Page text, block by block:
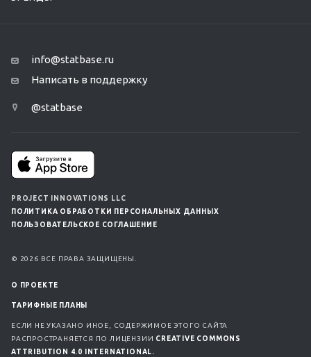
info@statbase.ru
Написать в поддержку
@statbase
PROJECT INNOVATIONS LLC
ПОЛИТИКА ОБРАБОТКИ ПЕРСОНАЛЬНЫХ ДАННЫХ
ПОЛЬЗОВАТЕЛЬСКОЕ СОГЛАШЕНИЕ
© 2026 ВСЕ ПРАВА ЗАЩИЩЕНЫ.
О ПРОЕКТЕ
ТАРИФНЫЕ ПЛАНЫ
ЕСЛИ НЕ УКАЗАНО ИНОЕ, СОДЕРЖИМОЕ ЭТОГО САЙТА
РАСПРОСТРАНЯЕТСЯ ПО ЛИЦЕНЗИИ CREATIVE COMMONS
ATTRIBUTION 4.0 INTERNATIONAL.